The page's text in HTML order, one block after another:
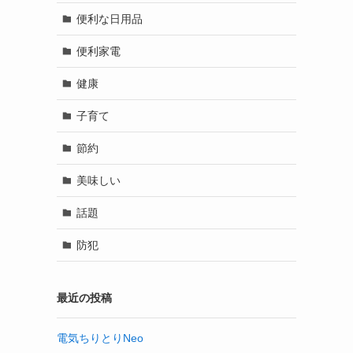
便利な日用品
便利家電
健康
子育て
節約
美味しい
話題
防犯
最近の投稿
電気ちりとりNeo